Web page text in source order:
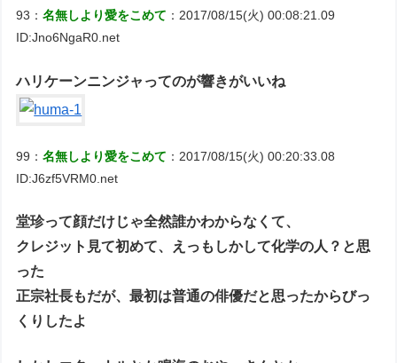
93：名無しより愛をこめて ：2017/08/15(火) 00:08:21.09
ID:Jno6NgaR0.net
ハリケーンニンジャってのが響きがいいね
99：名無しより愛をこめて ：2017/08/15(火) 00:20:33.08
ID:J6zf5VRM0.net
堂珍って顔だけじゃ全然誰かわからなくて、
クレジット見て初めて、えっもしかして化学の人？と思
った
正宗社長もだが、最初は普通の俳優だと思ったからびっ
くりしたよ